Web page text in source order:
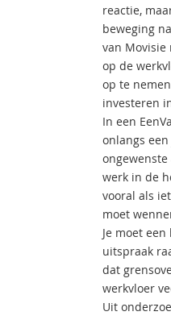
reactie,
beweging
van Movisie
op de
op te
investeren
In een
onlangs
werk in de
vooral als
moet
Je moet
uitspraak
dat
werkvloer
Uit